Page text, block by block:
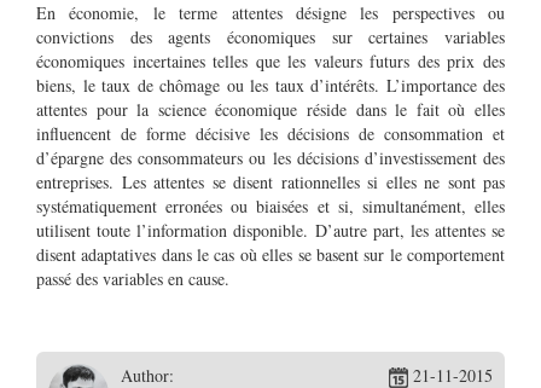
En économie, le terme attentes désigne les perspectives ou
convictions des agents économiques sur certaines variables
économiques incertaines telles que les valeurs futurs des prix des
biens, le taux de chômage ou les taux d’intérêts. L’importance des
attentes pour la science économique réside dans le fait où elles
influencent de forme décisive les décisions de consommation et
d’épargne des consommateurs ou les décisions d’investissement des
entreprises. Les attentes se disent rationnelles si elles ne sont pas
systématiquement erronées ou biaisées et si, simultanément, elles
utilisent toute l’information disponible. D’autre part, les attentes se
disent adaptatives dans le cas où elles se basent sur le comportement
passé des variables en cause.
Author: 21-11-2015